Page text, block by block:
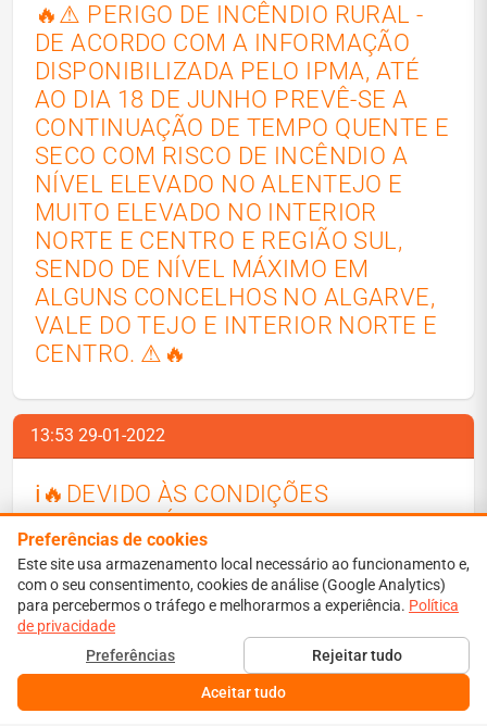
🔥⚠ PERIGO DE INCÊNDIO RURAL -
DE ACORDO COM A INFORMAÇÃO
DISPONIBILIZADA PELO IPMA, ATÉ
AO DIA 18 DE JUNHO PREVÊ-SE A
CONTINUAÇÃO DE TEMPO QUENTE E
SECO COM RISCO DE INCÊNDIO A
NÍVEL ELEVADO NO ALENTEJO E
MUITO ELEVADO NO INTERIOR
NORTE E CENTRO E REGIÃO SUL,
SENDO DE NÍVEL MÁXIMO EM
ALGUNS CONCELHOS NO ALGARVE,
VALE DO TEJO E INTERIOR NORTE E
CENTRO. ⚠🔥
13:53 29-01-2022
ℹ️🔥DEVIDO ÀS CONDIÇÕES
METEOROLÓGICAS A QUE
ASSISTIMOS, ESTÁ PROIBIDA A
REALIZAÇÃO DE QUEIMAS E
QUEIMADAS ATÉ ÀS 23H59 DE
01FEV2022. INFORMAÇÃO VIA
@PROTECCAOCIVIL 🔥ℹ️
Preferências de cookies
Este site usa armazenamento local necessário ao funcionamento e,
com o seu consentimento, cookies de análise (Google Analytics)
para percebermos o tráfego e melhorarmos a experiência. Política
de privacidade
Preferências
Rejeitar tudo
Aceitar tudo